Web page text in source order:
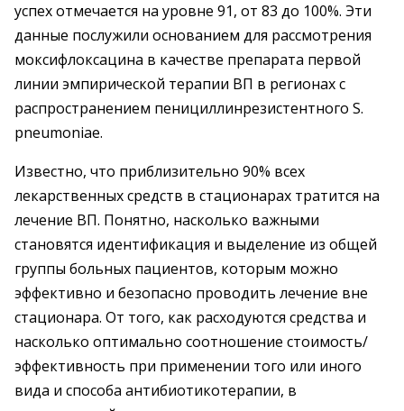
успех отмечается на уровне 91, от 83 до 100%. Эти
данные послужили основанием для рассмотрения
моксифлоксацина в качестве препарата первой
линии эмпирической терапии ВП в регионах с
распространением пенициллинрезистентного S.
pneumoniae.
Известно, что приблизительно 90% всех
лекарственных средств в стационарах тратится на
лечение ВП. Понятно, насколько важными
становятся идентификация и выделение из общей
группы больных пациентов, которым можно
эффективно и безопасно проводить лечение вне
стационара. От того, как расходуются средства и
насколько оптимально соотношение стоимость/
эффективность при применении того или иного
вида и способа антибиотикотерапии, в